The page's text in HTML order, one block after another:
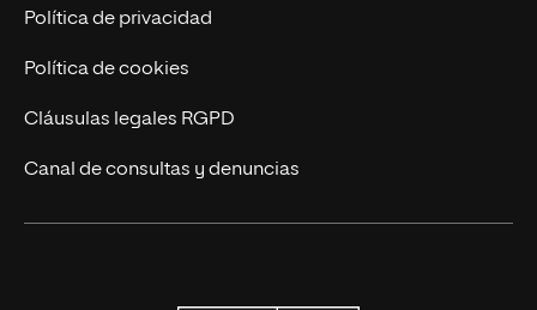
Contáctanos
Política de privacidad
Política de cookies
Cláusulas legales RGPD
Canal de consultas y denuncias